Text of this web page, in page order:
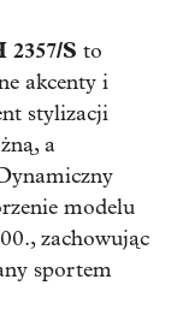
2357/S to
akcenty i
stylizacji
a
modelu
zachowując
sportem